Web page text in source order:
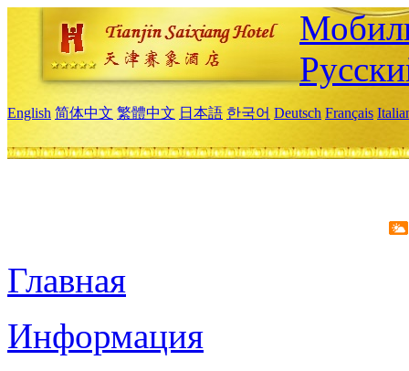
English 简体中文 繁體中文 日本語 한국어 Deutsch Français
Главная
Информация